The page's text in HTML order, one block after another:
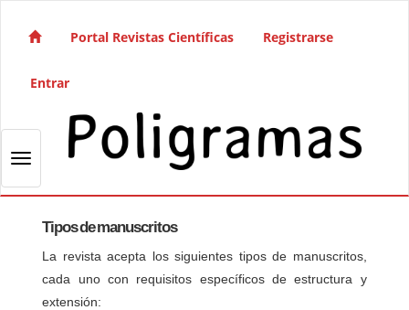
Navegación principal
Barra lateral
Portal Revistas Científicas Registrarse
Entrar
Toggle navigation
Tipos de manuscritos
La revista acepta los siguientes tipos de manuscritos,
cada uno con requisitos específicos de estructura y
extensión: